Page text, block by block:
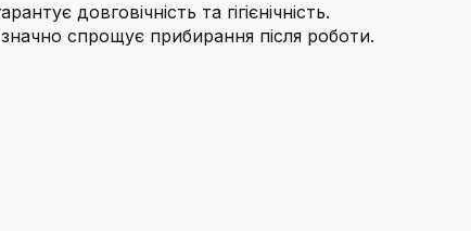
довговічність та гігієнічність.
спрощує прибирання після роботи.